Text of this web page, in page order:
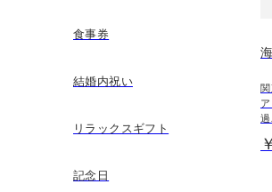
食事券
結婚内祝い
リラックスギフト
記念日
過